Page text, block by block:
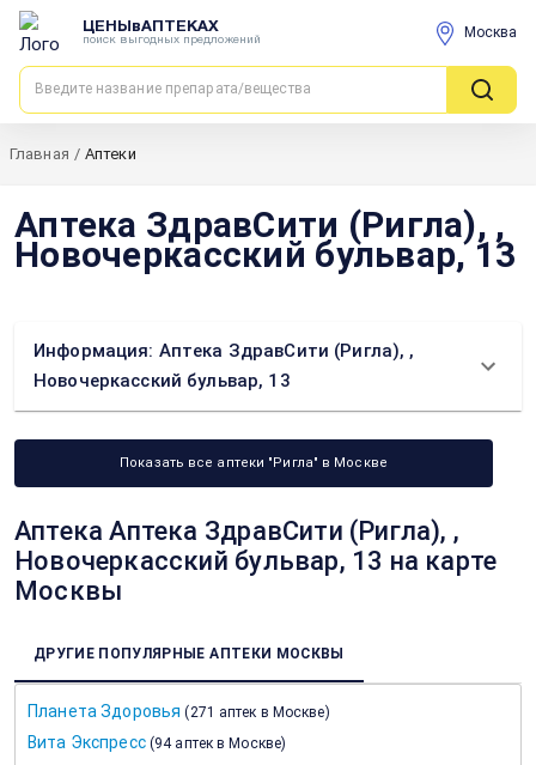
ЦЕНЫвАПТЕКАХ
поиск выгодных предложений Москва
Главная / Аптеки
Аптека ЗдравСити (Ригла), ,
Новочеркасский бульвар, 13
Информация: Аптека ЗдравСити (Ригла), ,
Новочеркасский бульвар, 13
Показать все аптеки "Ригла" в Москве
Аптека Аптека ЗдравСити (Ригла), ,
Новочеркасский бульвар, 13 на карте
Москвы
ДРУГИЕ ПОПУЛЯРНЫЕ АПТЕКИ МОСКВЫ
Планета Здоровья (271 аптек в Москве)
Вита Экспресс (94 аптек в Москве)